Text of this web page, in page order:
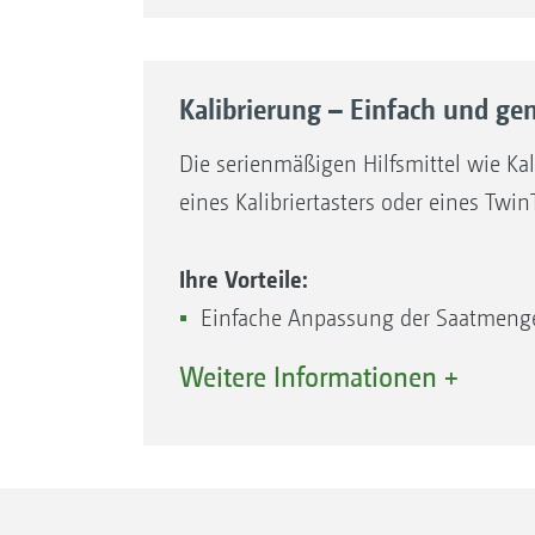
Kalibrierung – Einfach und
Die serienmäßigen Hilfsmittel wie
eines Kalibriertasters oder eines
Ihre Vorteile:
Einfache Anpassung der
Kalibrierset inklusive
Weitere Informationen +